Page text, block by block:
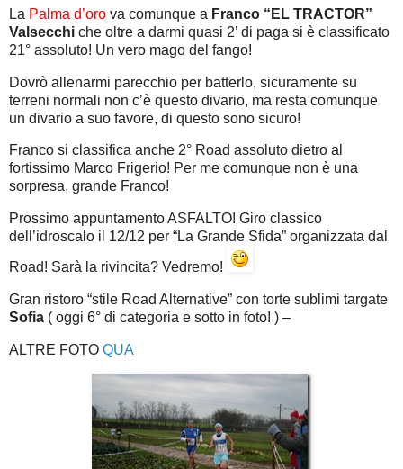
La Palma d’oro va comunque a Franco “EL TRACTOR”
Valsecchi che oltre a darmi quasi 2’ di paga si è classificato
21° assoluto! Un vero mago del fango!
Dovrò allenarmi parecchio per batterlo, sicuramente su
terreni normali non c’è questo divario, ma resta comunque
un divario a suo favore, di questo sono sicuro!
Franco si classifica anche 2° Road assoluto dietro al
fortissimo Marco Frigerio! Per me comunque non è una
sorpresa, grande Franco!
Prossimo appuntamento ASFALTO! Giro classico
dell’idroscalo il 12/12 per “La Grande Sfida” organizzata dal
Road! Sarà la rivincita? Vedremo!
Gran ristoro “stile Road Alternative” con torte sublimi targate
Sofia ( oggi 6° di categoria e sotto in foto! ) –
ALTRE FOTO QUA